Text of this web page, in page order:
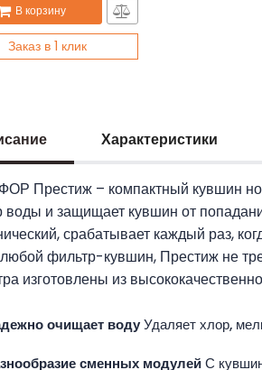
В корзину
Заказ в 1 клик
Характеристики
Престиж – компактный кувшин
воды и защищает кувшин от
срабатывает каждый раз,
фильтр-кувшин, Престиж не
изготовлены из
очищает водуУдаляет хлор,
сменных модулейС